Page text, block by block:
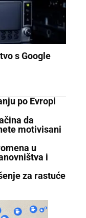
s Google
po Evropi
da
motivisani
u
i
za rastuće